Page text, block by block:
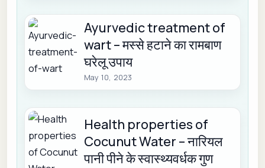
Ayurvedic treatment of
wart – मस्से हटाने का रामबाण
घरेलू उपाय
May 10, 2023
Health properties of
Cocunut Water – नारियल
पानी पीने के स्वास्थ्यवर्धक गुण